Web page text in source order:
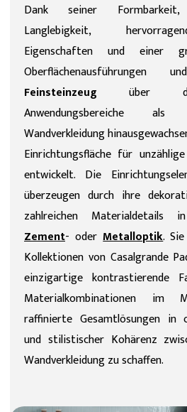
Dank seiner Formbarkeit,
Langlebigkeit,
Eigenschaften und einer
Feinsteinzeug über die
Anwendungsbereiche
Wandverkleidung
Einrichtungsfläche für
entwickelt. Die
überzeugen durch ihre
zahlreichen
Zement- oderMetalloptik.
Kollektionen von Casalgrande
einzigartige kontrastierende
Materialkombinationen im
raffinierte Gesamtlösungen in
und stilistischer Kohärenz
Wandverkleidung zu schaffen.